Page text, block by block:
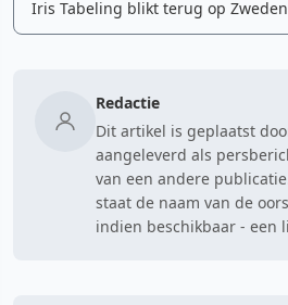
Iris Tabeling blikt terug op Zweden
Redactie
Dit artikel is geplaatst
aangeleverd als
van een andere
staat de naam van de
indien beschikbaar - een